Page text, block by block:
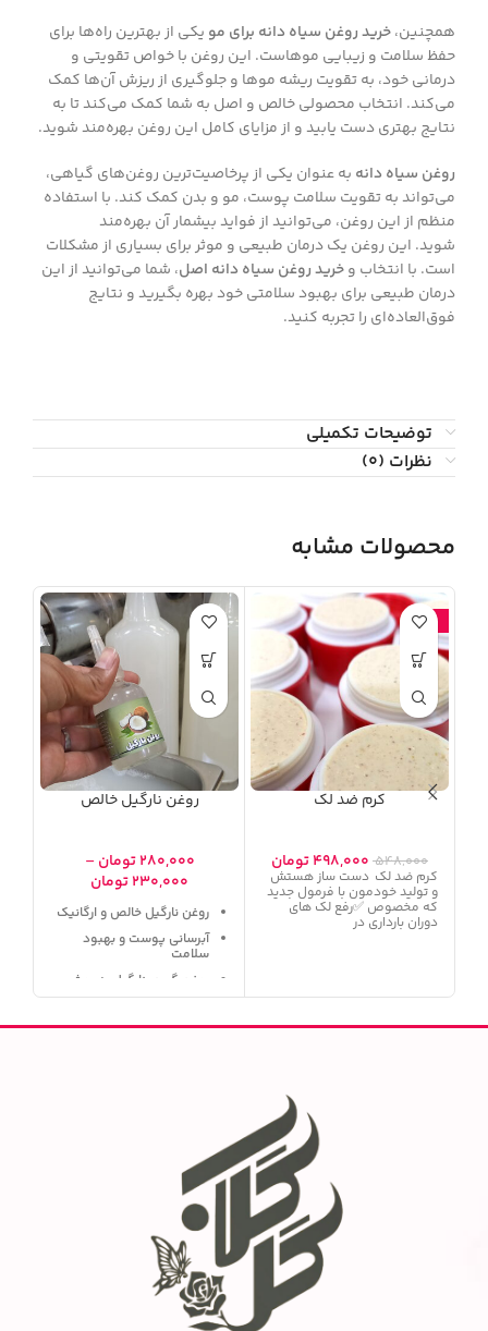
همچنین،خرید روغن سیاه دانه برای مو یکی از بهترین راه‌ها برای
حفظ سلامت و زیبایی موهاست. این روغن با خواص تقویتی و
درمانی خود، به تقویت ریشه موها و جلوگیری از ریزش آن‌ها کمک
می‌کند. انتخاب محصولی خالص و اصل به شما کمک می‌کند تا به
نتایج بهتری دست یابید و از مزایای کامل این روغن بهره‌مند شوید.
روغن سیاه دانه به عنوان یکی از پرخاصیت‌ترین روغن‌های گیاهی،
می‌تواند به تقویت سلامت پوست، مو و بدن کمک کند. با استفاده
منظم از این روغن، می‌توانید از فواید بیشمار آن بهره‌مند
شوید. این روغن یک درمان طبیعی و موثر برای بسیاری از مشکلات
است. با انتخاب وخرید روغن سیاه دانه اصل، شما می‌توانید از این
درمان طبیعی برای بهبود سلامتی خود بهره بگیرید و نتایج
فوق‌العاده‌ای را تجربه کنید.
توضیحات تکمیلی
نظرات (۰)
محصولات مشابه
-۹%
کرم ضد لک
۵۴۸,۰۰۰ ۴۹۸,۰۰۰تومان
کرم ضد لک دست ساز هستش
و تولید خودمون با فرمول جدید
که مخصوص ✅️رفع لک های
دوران بارداری در
روغن نارگیل خالص
۲۸۰,۰۰۰ تومان –
۲۳۰,۰۰۰تومان
روغن نارگیل خالص و ارگانیک
آبرسانی پوست و بهبود
سلامت
روغن گیری نارگیل به روش
پرس سرد
روغن نارگیل تقویت و افزایش